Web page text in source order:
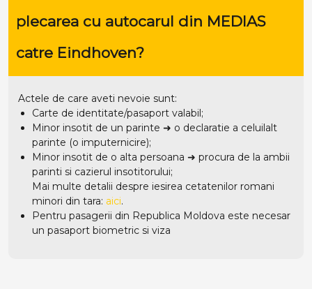
plecarea cu autocarul din MEDIAS
catre Eindhoven?
Actele de care aveti nevoie sunt:
Carte de identitate/pasaport valabil;
Minor insotit de un parinte ➜ o declaratie a celuilalt
parinte (o imputernicire);
Minor insotit de o alta persoana ➜ procura de la ambii
parinti si cazierul insotitorului;
Mai multe detalii despre iesirea cetatenilor romani
minori din tara: aici.
Pentru pasagerii din Republica Moldova este necesar
un pasaport biometric si viza